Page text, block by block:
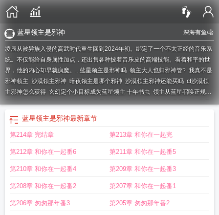
深海有鱼/著
蓝星领主是邪神
凌辰从被异族入侵的高武时代重生回到2024年初。绑定了一个不太正经的音乐系
统。不仅能给自身属性加点，还出售各种披着音乐皮的高端技能。看着和平的世
界，他的内心却早就疯魔。...蓝星领主是邪神吗 领主大人也归邪神管? 我真不是
邪神领主 沙漠领主邪神 暗夜领主是哪个邪神 沙漠领主邪神还能买吗 cf沙漠领
主邪神怎么获得 玄幻定个小目标成为蓝星领主 十年书虫 领主从蓝星召唤正规军
开始领主真不是邪神领主从召唤蓝星开始蓝星宗门主角获得蓝星系统的蓝星
领主是邪神 深海有鱼
全民领主我有邪神编辑器
召唤蓝星正规军开始
星领主免费阅读蓝星宗门开局获得蓝星实力的准帝回归蓝星邪神肆掠
星领主是邪神的 蓝星主宰者是谁 AK47沙漠领主邪神 领主从蓝星召唤正规军
星霸主蓝星领主领主从召唤蓝星正规军开始沙漠领主皮肤邪神沙漠领主邪神
蓝星领主是邪神最新章节
第214章 完结章 第213章 和你在一起完
第212章 和你在一起番6 第211章 和你在一起番5
第210章 和你在一起番4 第209章 和你在一起番3
第208章 和你在一起番2 第207章 和你在一起番1
第206章 匆匆那年番3 第205章 匆匆那年番2